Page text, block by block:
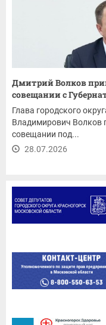
Дмитрий Волков
совещании с
Глава городского
Владимирович Волков
совещании под...
28.07.2026